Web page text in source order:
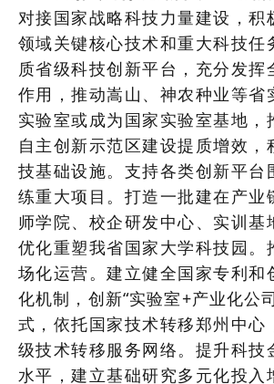
对接国家战略科技力量建设，积
领域关键核心技术和重大科技任
质省级科技创新平台，充分发挥
作用，推动嵩山、神农种业等省
实验室或成为国家实验室基地，
自主创新示范区建设提质增效，
技基础设施。支持各类创新平台
练重大项目。打造一批建在产业
师学院、校企研发中心、实训基
优化重塑我省国家大学科技园。
场化运营。建立健全国家专利和
化机制，创新“实验室+产业化公
式，依托国家技术转移郑州中心
级技术转移服务网络。提升科技
水平，建立基础研究多元化投入